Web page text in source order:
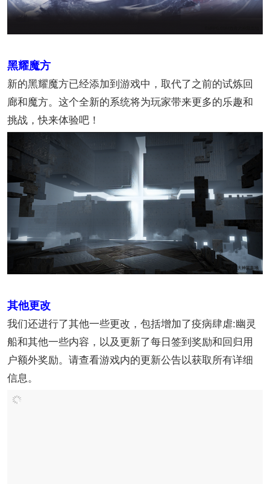
黑耀魔方
新的黑耀魔方已经添加到游戏中，取代了之前的试炼回
廊和魔方。这个全新的系统将为玩家带来更多的乐趣和
挑战，快来体验吧！
其他更改
我们还进行了其他一些更改，包括增加了疫病肆虐:幽灵
船和其他一些内容，以及更新了每日签到奖励和回归用
户额外奖励。请查看游戏内的更新公告以获取所有详细
信息。